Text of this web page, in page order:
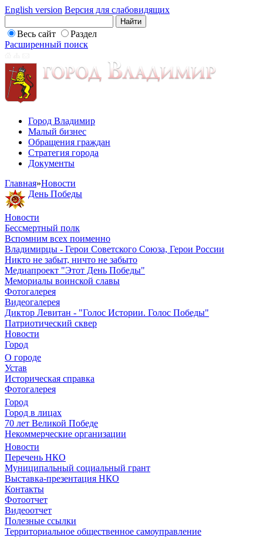
English version Версия для слабовидящих
Весь сайт
Раздел
Расширенный поиск
Город Владимир
Малый бизнес
Обращения граждан
Стратегия города
Документы
Главная»Новости
День Победы
Новости
Бессмертный полк
Вспомним всех поименно
Владимирцы - Герои Советского Союза, Герои России
Никто не забыт, ничто не забыто
Медиапроект "Этот День Победы"
Мемориалы воинской славы
Фотогалерея
Видеогалерея
Диктор Левитан - "Голос Истории. Голос Победы"
Патриотический сквер
Новости
Город
О городе
Устав
Историческая справка
Фотогалерея
Город
Город в лицах
70 лет Великой Победе
Некоммерческие организации
Новости
Перечень НКО
Муниципальный социальный грант
Выставка-презентация НКО
Контакты
Фотоотчет
Видеоотчет
Полезные ссылки
Территориальное общественное самоуправление